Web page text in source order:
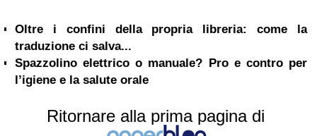
Oltre i confini della propria libreria: come la
traduzione ci salva...
Spazzolino elettrico o manuale? Pro e contro per
l’igiene e la salute orale
Ritornare alla prima pagina di